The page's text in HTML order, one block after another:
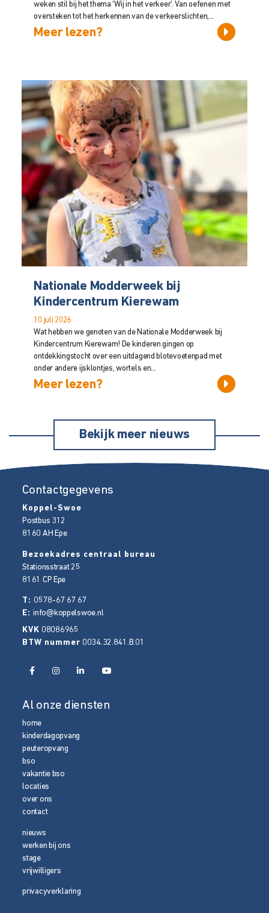
weken stil bij het thema ‘Wij in het verkeer’. Van oefenen met
oversteken tot het herkennen van de verkeerslichten,...
Meer lezen?
Nationale Modderweek bij
Kindercentrum Kierewam
10 juli 2026
Wat hebben we genoten van de Nationale Modderweek bij
Kindercentrum Kierewam! De kinderen gingen op
ontdekkingstocht over een uitdagend blotevoetenpad met
onder andere ijsklontjes, wortels en...
Meer lezen?
Bekijk meer nieuws
Contactgegevens
Koppel-Swoe
Postbus 312
8160 AH Epe
Bezoekadres centraal bureau
Stationsstraat 25
8161 CP Epe
T: 0578-67 67 67
E:info@koppelswoe.nl
KVK 08086965
BTW nummer 0034.32.841.B.01
Al onze diensten
home
kinderdagopvang
peuteropvang
bso
vakantie bso
locaties
over ons
contact
nieuws
werken bij ons
stage
vrijwilligers
privacyverklaring